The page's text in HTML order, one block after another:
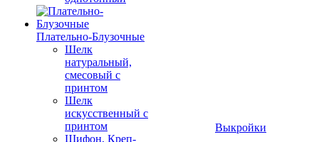
Плательно-Блузочные
Шелк
натуральный,
смесовый с
принтом
Шелк
искусственный с
принтом
Шифон, Креп-
Выкройки